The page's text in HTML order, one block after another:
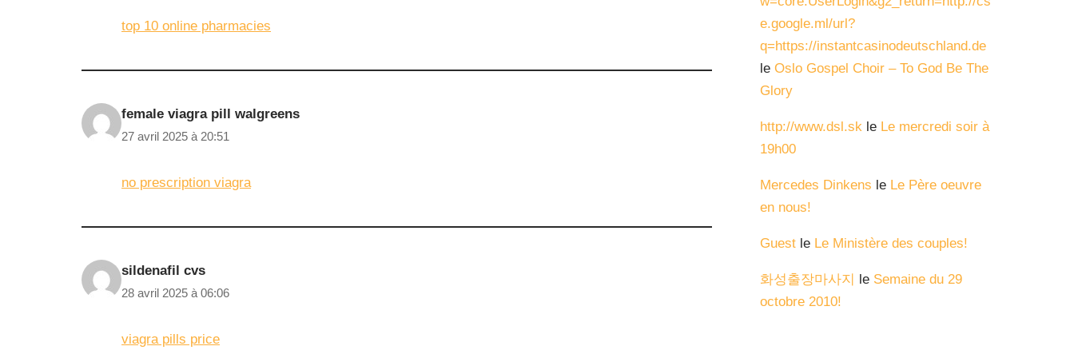
top 10 online pharmacies
female viagra pill walgreens
27 avril 2025 à 20:51
no prescription viagra
sildenafil cvs
28 avril 2025 à 06:06
viagra pills price
e.google.ml/url?
q=https://instantcasinodeutschland.de
le Oslo Gospel Choir – To God Be The
Glory
http://www.dsl.sk le Le mercredi soir à
19h00
Mercedes Dinkens le Le Père oeuvre
en nous!
Guest le Le Ministère des couples!
화성출장마사지 le Semaine du 29
octobre 2010!